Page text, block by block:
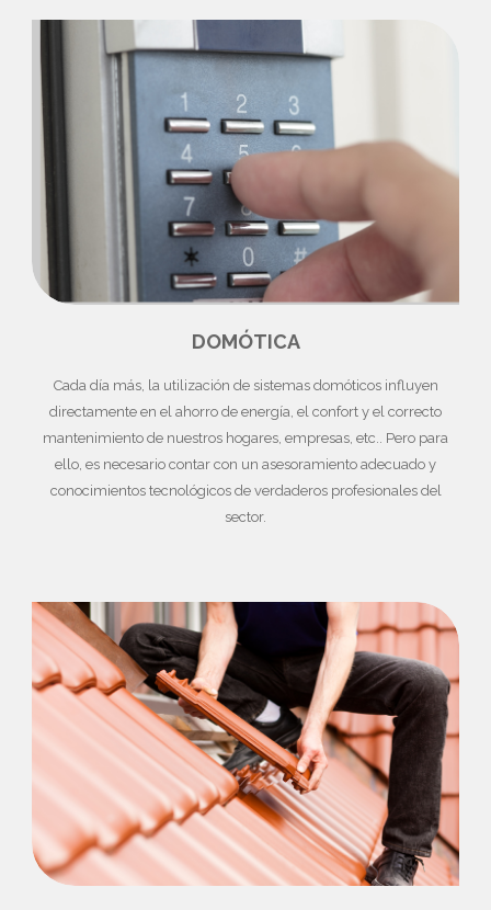
DOMÓTICA
Cada día más, la utilización de sistemas domóticos influyen
directamente en el ahorro de energía, el confort y el correcto
mantenimiento de nuestros hogares, empresas, etc.. Pero para
ello, es necesario contar con un asesoramiento adecuado y
conocimientos tecnológicos de verdaderos profesionales del
sector.